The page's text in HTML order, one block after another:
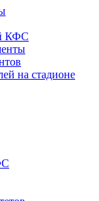
КФС
на стадионе